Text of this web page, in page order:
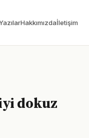
Hakkımızdaİletişim
dokuz